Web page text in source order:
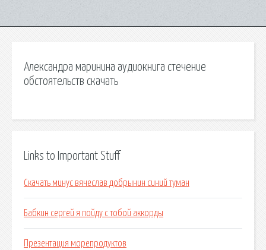
Александра маринина аудиокнига стечение
обстоятельств скачать
Links to Important Stuff
Скачать минус вячеслав добрынин синий туман
Бабкин сергей я пойду с тобой аккорды
Презентация морепродуктов